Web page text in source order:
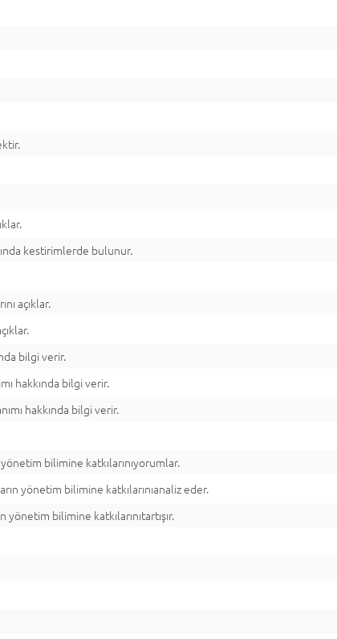
kestirimlerde bulunur.
açıklar.
bilgi verir.
hakkında bilgi verir.
hakkında bilgi verir.
bilimine katkılarınıyorumlar.
yönetim bilimine katkılarınıanaliz eder.
bilimine katkılarınıtartışır.